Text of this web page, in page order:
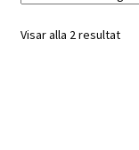
Visar alla 2 resultat